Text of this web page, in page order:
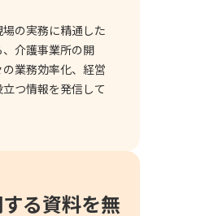
場の実務に精通した
介護事業所の開
の業務効率化、経営
つ情報を発信して
る資料を無